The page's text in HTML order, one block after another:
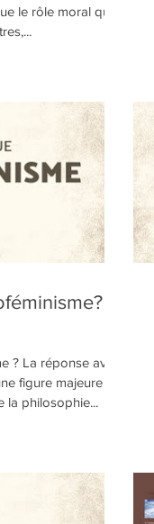
le rôle moral qu'il
? La réponse avec
figure majeure
la philosophie...